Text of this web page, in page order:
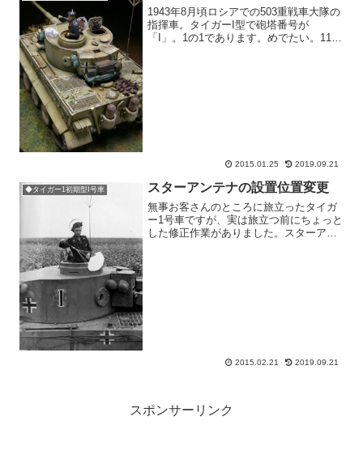
1943年8月頃ロシアでの503重戦車大隊の
指揮車。タイガーI型で砲塔番号が
「I」。1の1であります。めでたい。11年
2015.01.25 2019.09.21
◆タイガー1初期型I号車 スターアンテナの設置位置変更
無事お客さんのところに旅立ったタイガ
ー1号車ですが、実は旅立つ前にちょっと
した修正作業がありました。スターアン
2015.02.21 2019.09.21
スポンサーリンク